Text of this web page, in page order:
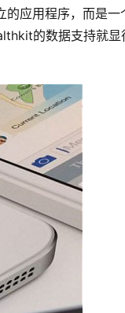
的应用程序，而是一
的数据支持就显